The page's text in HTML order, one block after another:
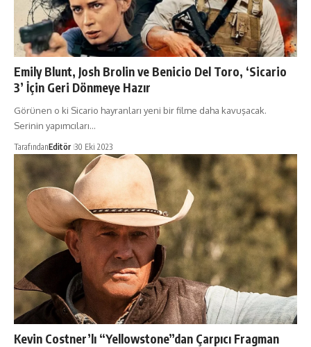
Emily Blunt, Josh Brolin ve Benicio Del Toro, ‘Sicario
3’ İçin Geri Dönmeye Hazır
Görünen o ki Sicario hayranları yeni bir filme daha kavuşacak.
Serinin yapımcıları…
TarafındanEditör 30 Eki 2023
Kevin Costner’lı “Yellowstone”dan Çarpıcı Fragman